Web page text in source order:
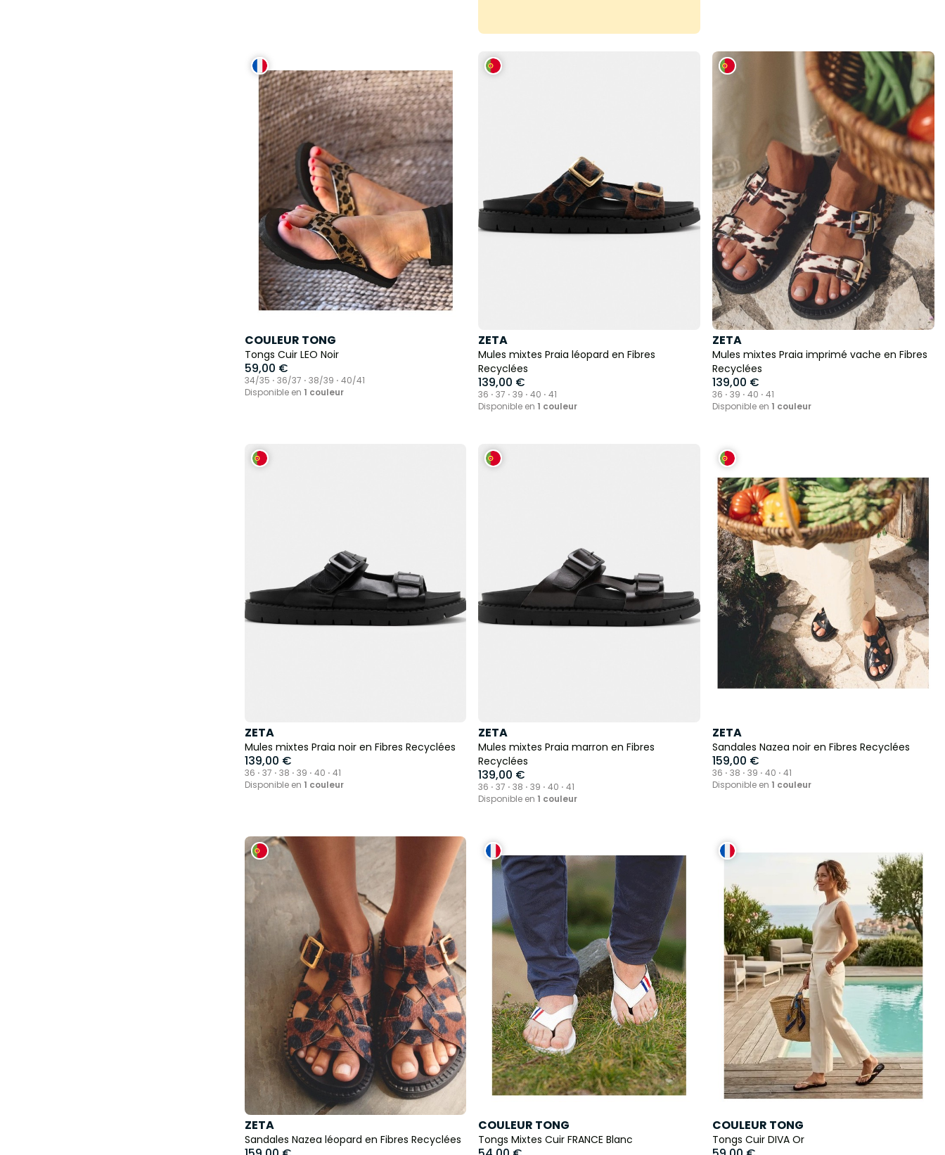
COULEUR TONG
Tongs Cuir LEO Noir
59,00 €
34/35 ⋅ 36/37 ⋅ 38/39 ⋅ 40/41
Disponible en 1 couleur
ZETA
Mules mixtes Praia léopard en Fibres
Recyclées
139,00 €
36 ⋅ 37 ⋅ 39 ⋅ 40 ⋅ 41
Disponible en 1 couleur
ZETA
Mules mixtes Praia imprimé vache en Fibres
Recyclées
139,00 €
36 ⋅ 39 ⋅ 40 ⋅ 41
Disponible en 1 couleur
ZETA
Mules mixtes Praia noir en Fibres Recyclées
139,00 €
36 ⋅ 37 ⋅ 38 ⋅ 39 ⋅ 40 ⋅ 41
Disponible en 1 couleur
ZETA
Mules mixtes Praia marron en Fibres
Recyclées
139,00 €
36 ⋅ 37 ⋅ 38 ⋅ 39 ⋅ 40 ⋅ 41
Disponible en 1 couleur
ZETA
Sandales Nazea noir en Fibres Recyclées
159,00 €
36 ⋅ 38 ⋅ 39 ⋅ 40 ⋅ 41
Disponible en 1 couleur
ZETA
Sandales Nazea léopard en Fibres Recyclées
COULEUR TONG
Tongs Mixtes Cuir FRANCE Blanc
COULEUR TONG
Tongs Cuir DIVA Or